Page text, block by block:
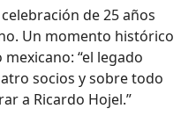
de 25 años
Un momento histórico
“el legado
socios y sobre todo
a Ricardo Hojel.”